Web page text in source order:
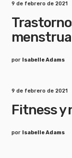
9 de febrero de 2021
por Isabelle Adams
9 de febrero de 2021
Fitness y
por Isabelle Adams